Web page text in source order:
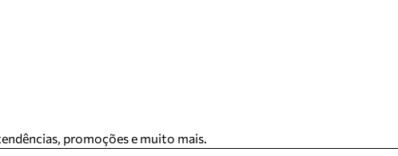
promoções e muito mais.